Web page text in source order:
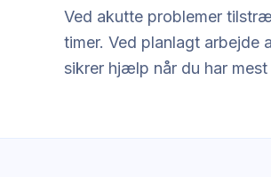
Ved akutte problemer
timer. Ved planlagt arbejde
sikrer hjælp når du har